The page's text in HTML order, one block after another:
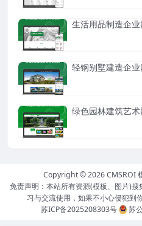
生活用品制造企业
轻钢别墅建造企业
绿色园林建筑艺术
Copyright © 2026CMSROI
免责声明：本站所有资源(模板、图片)
习与交流使用，如果不小心侵犯到
苏ICP备2025208303号
苏